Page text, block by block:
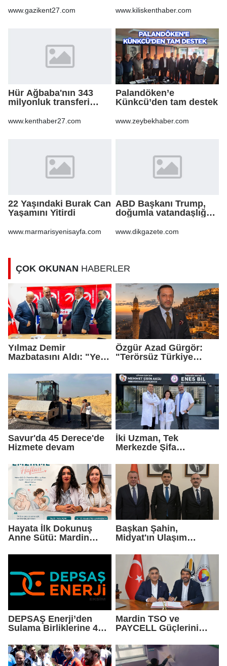
www.gazikent27.com www.kiliskenthaber.com
Hür Ağbaba'nın 343
milyonluk transferi
Ağbaba'ya milyonlar
www.kenthaber27.com
Palandöken’e
Künkcü’den tam destek
www.zeybekhaber.com
22 Yaşındaki Burak Can
Yaşamını Yitirdi
www.marmarisyenisayfa.com
ABD Başkanı Trump,
doğumla vatandaşlığa
genişleten
www.dikgazete.com
ÇOK OKUNAN HABERLER
Yılmaz Demir
Mazbatasını Aldı: "Yeni
Geldik"
Özgür Azad Gürgör:
"Terörsüz Türkiye
Turizmi İçin Yeni Bir
Dönemin Başlangıcıdır"
Savur'da 45 Derece'de
Hizmete devam
İki Uzman, Tek
Merkezde Şifa
Hayata İlk Dokunuş
Anne Sütü: Mardin
Farkındalık Çağrısı
Başkan Şahin,
Midyat'ın Ulaşım
Taşıdı
DEPSAŞ Enerji’den
Sulama Birliklerine 48
Mardin TSO ve
PAYCELL Güçlerini